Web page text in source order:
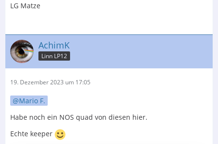
LG Matze
AchimK
Linn LP12
19. Dezember 2023 um 17:05
Mario F.
Habe noch ein NOS quad von diesen hier.
Echte keeper